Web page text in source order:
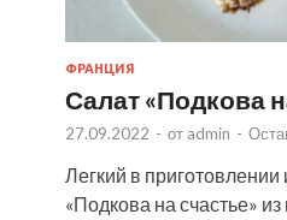
ФРАНЦИЯ
Салат «Подкова
27.09.2022 - от admin -
Легкий в
«Подкова на счастье»